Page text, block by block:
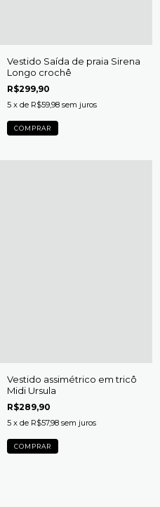
Vestido Saída de praia Sirena
Longo crochê
R$299,90
5 x de R$59,98 sem juros
COMPRAR
Vestido assimétrico em tricô
Midi Ursula
R$289,90
5 x de R$57,98 sem juros
COMPRAR